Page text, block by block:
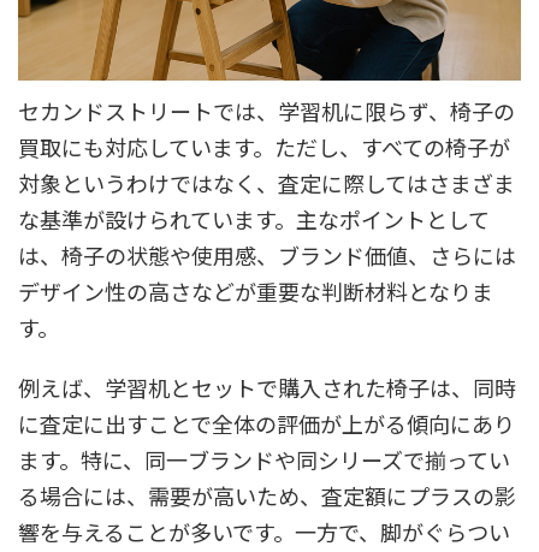
セカンドストリートでは、学習机に限らず、椅子の
買取にも対応しています。ただし、すべての椅子が
対象というわけではなく、査定に際してはさまざま
な基準が設けられています。主なポイントとして
は、椅子の状態や使用感、ブランド価値、さらには
デザイン性の高さなどが重要な判断材料となりま
す。
例えば、学習机とセットで購入された椅子は、同時
に査定に出すことで全体の評価が上がる傾向にあり
ます。特に、同一ブランドや同シリーズで揃ってい
る場合には、需要が高いため、査定額にプラスの影
響を与えることが多いです。一方で、脚がぐらつい